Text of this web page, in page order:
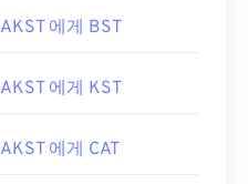
AKST 에게 BST
AKST 에게 KST
AKST 에게 CAT